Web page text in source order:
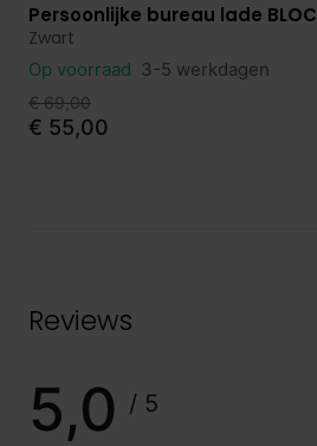
Bekijk product
Persoonlijke bureau lade BLOC
Zwart
Op voorraad 3-5 werkdagen
€ 69,00
€ 55,00
Reviews
5,0 / 5